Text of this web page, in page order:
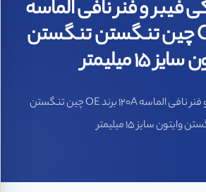
فیبر و فنر نافی الماسه
120A برند OE چین تنگستن تنگستن
15 میلیمتر
سیل مکانیکی فیبر و فنر نافی الماسه 120A برند OE چین تنگستن
وایتون سایز 15 میلیمتر